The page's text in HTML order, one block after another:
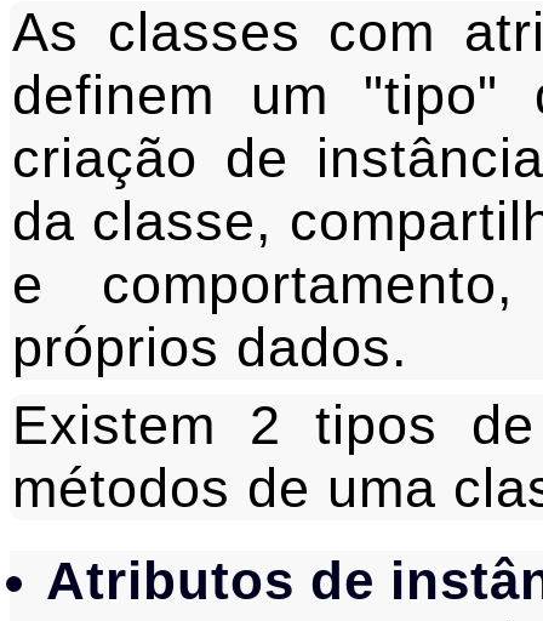
As classes com
definem um
criação de
da classe,
e
próprios dados.
Existem 2 tipos
métodos de uma
Atributos de